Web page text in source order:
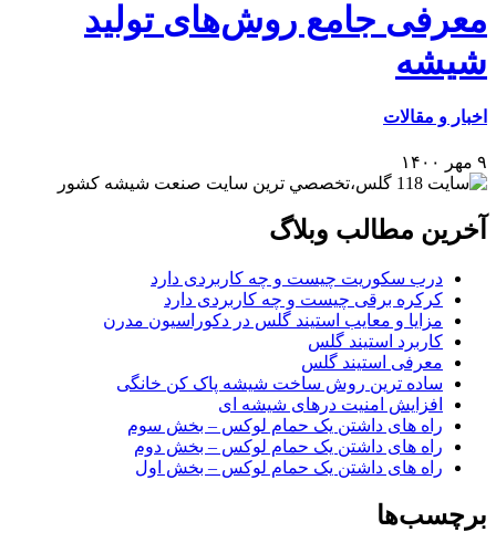
معرفی جامع روش‌های تولید
شیشه
اخبار و مقالات
۹ مهر ۱۴۰۰
آخرین مطالب وبلاگ
درب سکوریت چیست و چه کاربردی دارد
کرکره برقی چیست و چه کاربردی دارد
مزایا و معایب استیند گلس در دکوراسیون مدرن
کاربرد استیند گلس
معرفی استیند گلس
ساده ترین روش ساخت شیشه پاک کن خانگی
افزایش امنیت درهای شیشه ای
راه های داشتن یک حمام لوکس – بخش سوم
راه های داشتن یک حمام لوکس – بخش دوم
راه های داشتن یک حمام لوکس – بخش اول
برچسب‌ها